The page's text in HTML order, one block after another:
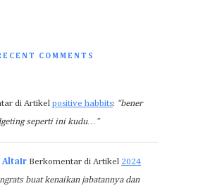
COMMENTS
di Artikel positive habbits: “bener
seperti ini kudu…”
Altair Berkomentar di Artikel 2024
buat kenaikan jabatannya dan